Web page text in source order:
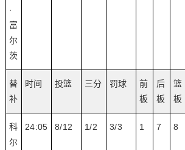
·
富
尔
茨
替
补
时间 投篮 三分 罚球
前
板
后
板
篮
板
科
尔
24:05 8/12 1/2 3/3 1 7 8